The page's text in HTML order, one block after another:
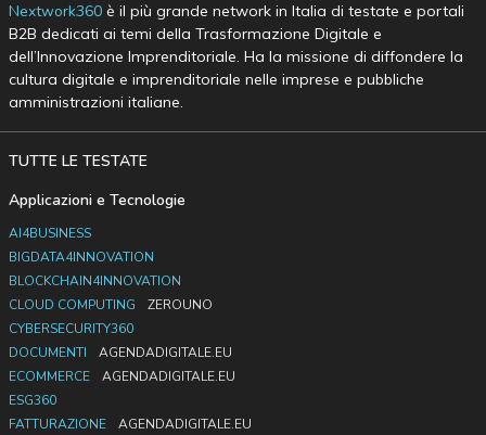
Nextwork360è il più grande network in Italia di testate e portali
B2B dedicati ai temi della Trasformazione Digitale e
dell’Innovazione Imprenditoriale. Ha la missione di diffondere la
cultura digitale e imprenditoriale nelle imprese e pubbliche
amministrazioni italiane.
TUTTE LE TESTATE
Applicazioni e Tecnologie
AI4BUSINESS
BIGDATA4INNOVATION
BLOCKCHAIN4INNOVATION
CLOUD COMPUTING
ZEROUNO
CYBERSECURITY360
DOCUMENTI
AGENDADIGITALE.EU
ECOMMERCE
AGENDADIGITALE.EU
ESG360
FATTURAZIONE
AGENDADIGITALE.EU